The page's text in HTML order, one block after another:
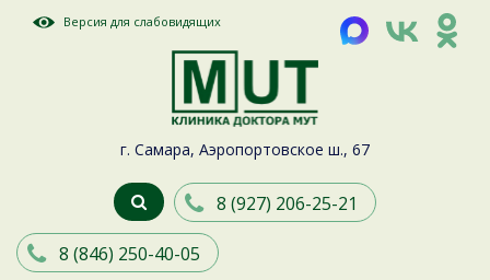
Версия для слабовидящих
г. Самара, Аэропортовское ш., 67
8 (927) 206-25-21
8 (846) 250-40-05